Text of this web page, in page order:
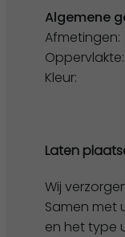
Algemene
Afmetingen:
Oppervlakte:
Kleur:
Laten
Wij
Samen met
en het type